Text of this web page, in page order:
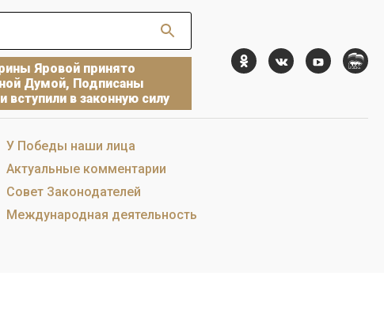
Яровой принято
Думой, Подписаны
в законную силу
У Победы наши лица
Актуальные комментарии
Совет Законодателей
Международная деятельность